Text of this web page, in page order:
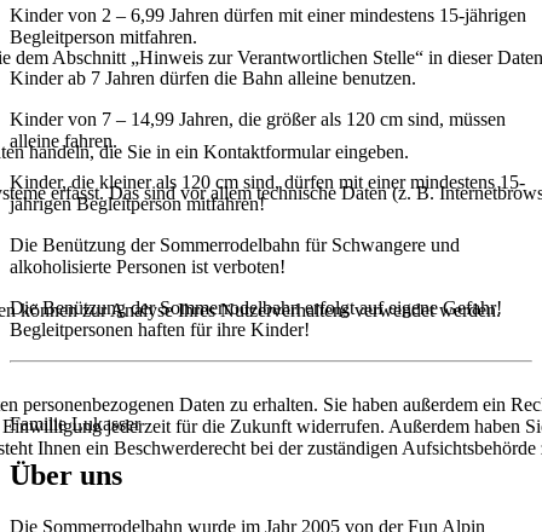
Kinder von 2 – 6,99 Jahren dürfen mit einer mindestens 15-jährigen
Begleitperson mitfahren.
Kinder ab 7 Jahren dürfen die Bahn alleine benutzen.
Kinder von 7 – 14,99 Jahren, die größer als 120 cm sind, müssen
alleine fahren.
Kinder, die kleiner als 120 cm sind, dürfen mit einer mindestens 15-
jährigen Begleitperson mitfahren!
Die Benützung der Sommerrodelbahn für Schwangere und
alkoholisierte Personen ist verboten!
Die Benützung der Sommerrodelbahn erfolgt auf eigene Gefahr!
Begleitpersonen haften für ihre Kinder!
Familie Lukasser
Über uns
Die Sommerrodelbahn wurde im Jahr 2005 von der Fun Alpin
Abschnitt „Hinweis zur Verantwortlichen Stelle“ in dieser
handeln, die Sie in ein Kontaktformular eingeben.
erfasst. Das sind vor allem technische Daten (z. B.
können zur Analyse Ihres Nutzerverhaltens verwendet werden.
Daten zu erhalten. Sie haben außerdem ein
jederzeit für die Zukunft widerrufen. Außerdem haben
Ihnen ein Beschwerderecht bei der zuständigen Aufsichtsbehörde